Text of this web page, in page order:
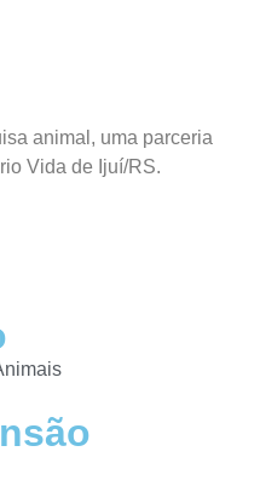
animal, uma parceria
Vida de Ijuí/RS.